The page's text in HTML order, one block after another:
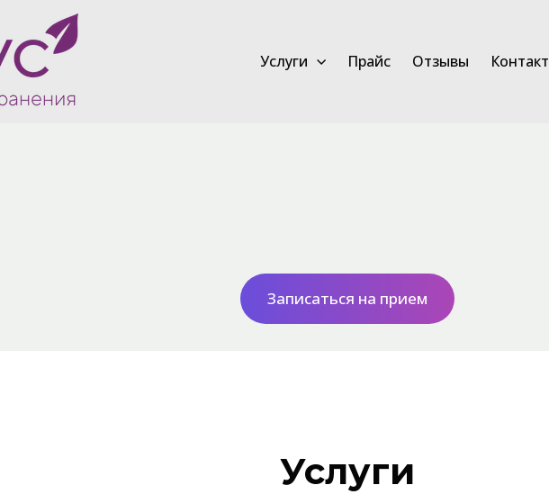
Услуги Прайс Отзывы
Записаться на прием
Услуги